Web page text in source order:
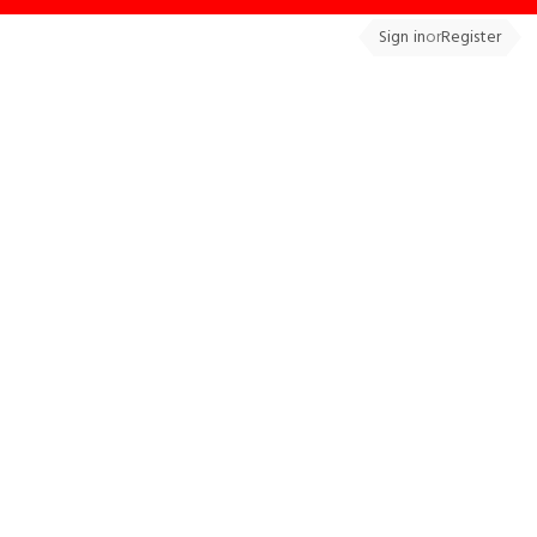
Sign inorRegister